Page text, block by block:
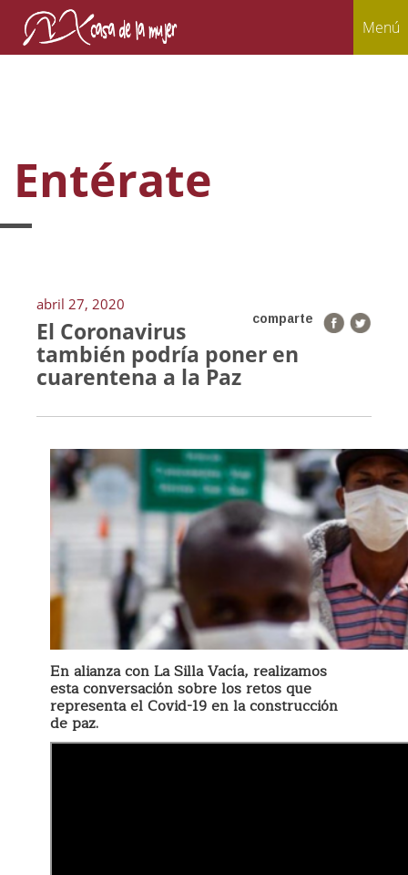
Menú
Entérate
abril 27, 2020
comparte
El Coronavirus
también podría poner en
cuarentena a la Paz
En alianza con La Silla Vacía, realizamos
esta conversación sobre los retos que
representa el Covid-19 en la construcción
de paz.